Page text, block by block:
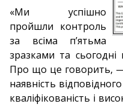
«Ми успішно
пройшли контроль
за всіма п’ятьма
зразками та сьогодні
Про що це говорить, —
наявність
кваліфікованість і